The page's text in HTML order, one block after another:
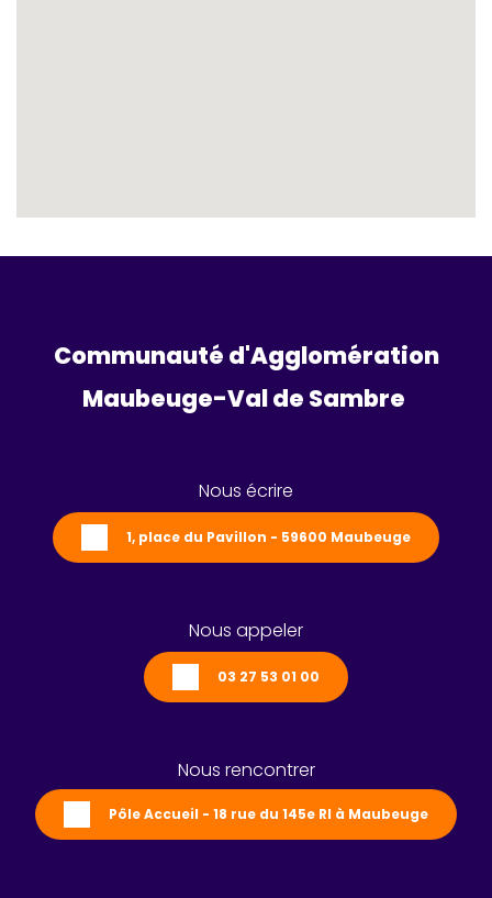
Communauté d'Agglomération
Maubeuge-Val de Sambre
Nous écrire
1, place du Pavillon - 59600 Maubeuge
Nous appeler
03 27 53 01 00
Nous rencontrer
Pôle Accueil - 18 rue du 145e RI à Maubeuge